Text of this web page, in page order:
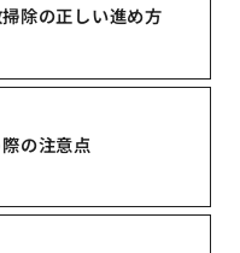
除の正しい進め方
の注意点